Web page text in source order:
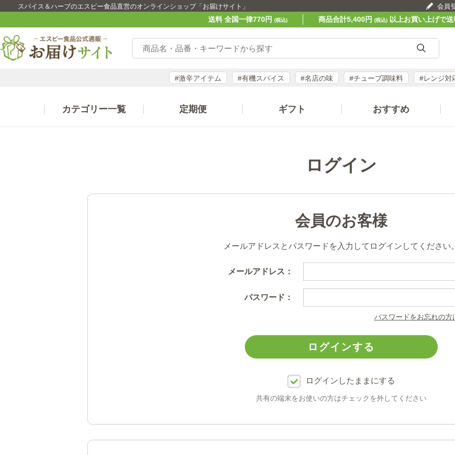
スパイス＆ハーブのエスビー食品直営のオンラインショップ「お届けサイト」 会員
送料 全国一律770円 (税込) 商品合計5,400円 (税込)以上お買い上げで送
#激辛アイテム #有機スパイス #名店の味 #チューブ調味料 #レンジ対
カテゴリー一覧 定期便 ギフト おすすめ
ログイン
会員のお客様
メールアドレスとパスワードを入力してログインしてください。
メールアドレス：
パスワード：
パスワードをお忘れの方
ログインしたままにする
共有の端末をお使いの方はチェックを外してください